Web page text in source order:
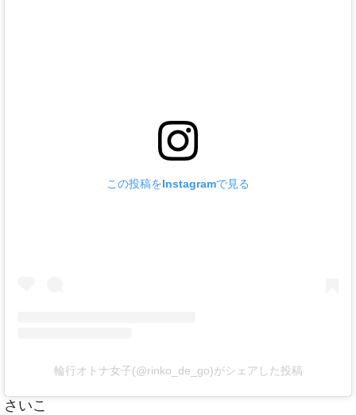
この投稿をInstagramで見る
輪行オトナ女子(@rinko_de_go)がシェアした投稿
さいこ